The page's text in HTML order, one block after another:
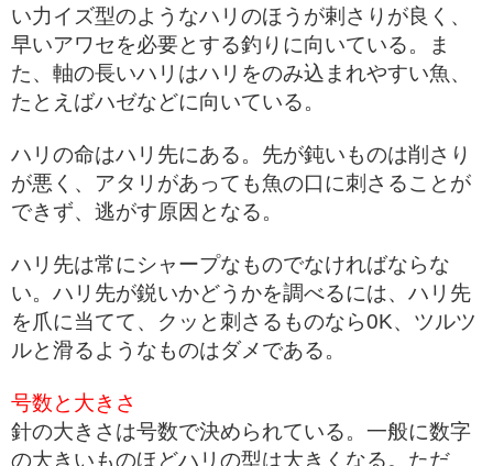
い力イズ型のようなハリのほうが剌さりが良く、
早いアワセを必要とする釣りに向いている。ま
た、軸の長いハリはハリをのみ込まれやすい魚、
たとえばハゼなどに向いている。
ハリの命はハリ先にある。先が鈍いものは削さり
が悪く、アタリがあっても魚の口に刺さることが
できず、逃がす原因となる。
ハリ先は常にシャープなものでなければならな
い。ハリ先が鋭いかどうかを調べるには、ハリ先
を爪に当てて、クッと刺さるものなら0K、ツルツ
ルと滑るようなものはダメである。
号数と大きさ
針の大きさは号数で決められている。一般に数字
の大きいものほどハリの型は大きくなる。ただ